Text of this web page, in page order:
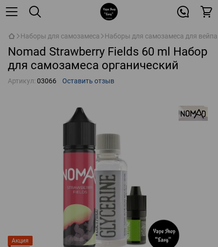
Наборы для самозамеса Наборы для самозамеса для вейпа
Nomad Strawberry Fields 60 ml Набор
для самозамеса органический
Артикул: 03066 Оставить отзыв
Акция